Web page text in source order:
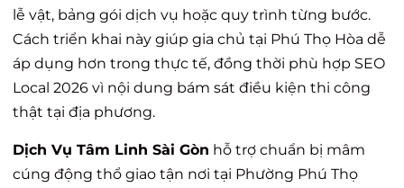
lễ vật, bảng gói dịch vụ hoặc quy trình từng bước.
Cách triển khai này giúp gia chủ tại Phú Thọ Hòa dễ
áp dụng hơn trong thực tế, đồng thời phù hợp SEO
Local 2026 vì nội dung bám sát điều kiện thi công
thật tại địa phương.
Dịch Vụ Tâm Linh Sài Gòn hỗ trợ chuẩn bị mâm
cúng động thổ giao tận nơi tại Phường Phú Thọ